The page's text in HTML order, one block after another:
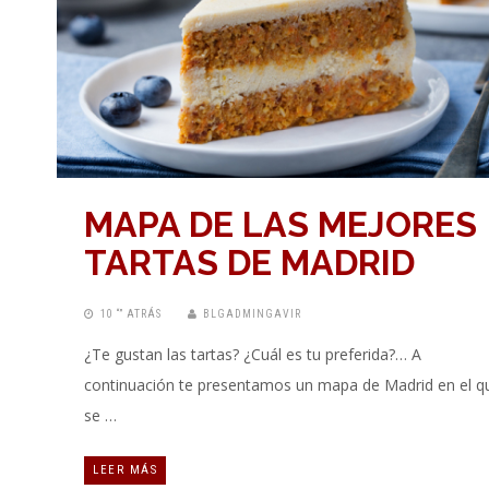
MAPA DE LAS MEJORES
TARTAS DE MADRID
10 “” ATRÁS BLGADMINGAVIR
¿Te gustan las tartas? ¿Cuál es tu preferida?… A
continuación te presentamos un mapa de Madrid en el
se …
LEER MÁS